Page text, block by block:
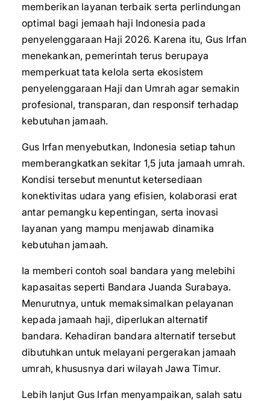
memberikan layanan terbaik serta perlindungan
optimal bagi jemaah haji Indonesia pada
penyelenggaraan Haji 2026. Karena itu, Gus Irfan
menekankan, pemerintah terus berupaya
memperkuat tata kelola serta ekosistem
penyelenggaraan Haji dan Umrah agar semakin
profesional, transparan, dan responsif terhadap
kebutuhan jamaah.
Gus Irfan menyebutkan, Indonesia setiap tahun
memberangkatkan sekitar 1,5 juta jamaah umrah.
Kondisi tersebut menuntut ketersediaan
konektivitas udara yang efisien, kolaborasi erat
antar pemangku kepentingan, serta inovasi
layanan yang mampu menjawab dinamika
kebutuhan jamaah.
Ia memberi contoh soal bandara yang melebihi
kapasaitas seperti Bandara Juanda Surabaya.
Menurutnya, untuk memaksimalkan pelayanan
kepada jamaah haji, diperlukan alternatif
bandara. Kehadiran bandara alternatif tersebut
dibutuhkan untuk melayani pergerakan jamaah
umrah, khususnya dari wilayah Jawa Timur.
Lebih lanjut Gus Irfan menyampaikan, salah satu